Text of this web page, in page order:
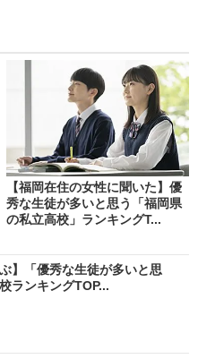
【福岡在住の女性に聞いた】優
秀な生徒が多いと思う「福岡県
の私立高校」ランキングT...
】「優秀な生徒が多いと思
ランキングTOP...